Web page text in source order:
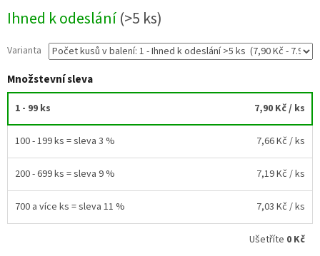
Ihned k odeslání(>5 ks)
Varianta
Množstevní sleva
1 - 99 ks 7,90 Kč/ ks
100 - 199 ks = sleva 3 % 7,66 Kč / ks
200 - 699 ks = sleva 9 % 7,19 Kč / ks
700 a více ks = sleva 11 % 7,03 Kč / ks
Ušetříte 0 Kč